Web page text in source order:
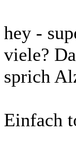
hey -
viele?
sprich
Einfach